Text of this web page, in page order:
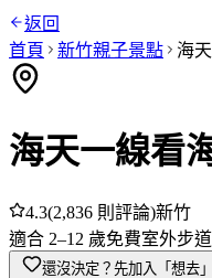
返回
首頁
新竹親子景點 海
海天一線看
4.3(2,836 則評論)新竹
適合 2–12 歲免費室外步道
還沒決定？先加入「想去」